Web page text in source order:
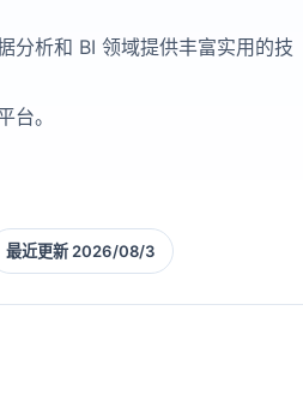
分析和 BI 领域提供丰富实用的技
台。
最近更新 2026/08/3